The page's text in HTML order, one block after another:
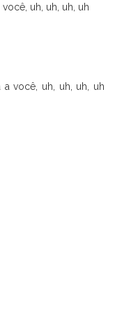
uh, uh, uh, uh
você, uh, uh, uh, uh